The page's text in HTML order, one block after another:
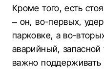
Кроме того, есть
– он, во-первых,
парковке, а во-
аварийный,
важно